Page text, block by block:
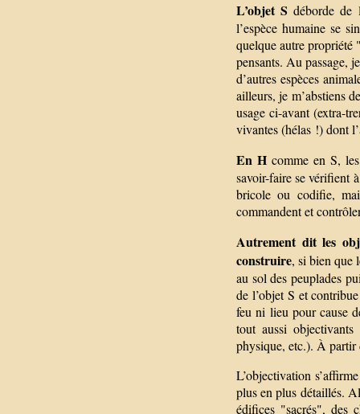
L’objet S déborde de
l’espèce humaine se
quelque autre propriété
pensants. Au passage,
d’autres espèces
ailleurs, je m’abstiens
usage ci-avant (extra-
vivantes (hélas !) dont
En H comme en S,
savoir-faire se vérifient
bricole ou codifie,
commandent et
Autrement dit les
construire, si bien que
au sol des peuplades
de l’objet S et
feu ni lieu pour cause
tout aussi
physique, etc.). À partir
L’objectivation
plus en plus détaillés.
édifices "sacrés", des